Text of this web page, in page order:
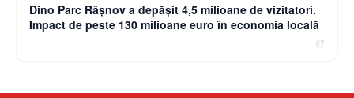
Dino Parc Râșnov a depășit 4,5 milioane de vizitatori.
Impact de peste 130 milioane euro în economia locală